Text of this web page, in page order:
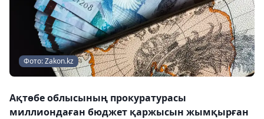
Фото: Zakon.kz
Ақтөбе облысының прокуратурасы
миллиондаған бюджет қаржысын жымқырған